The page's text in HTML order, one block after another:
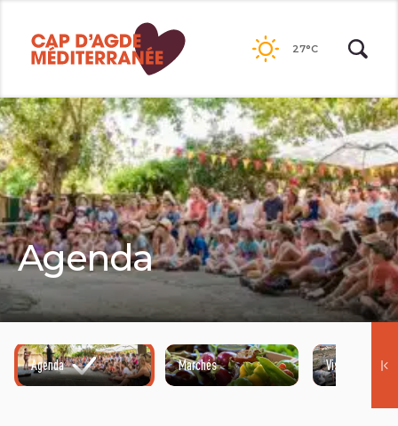
contenu
27°C
Agenda
Agenda Marchés Visites guidées